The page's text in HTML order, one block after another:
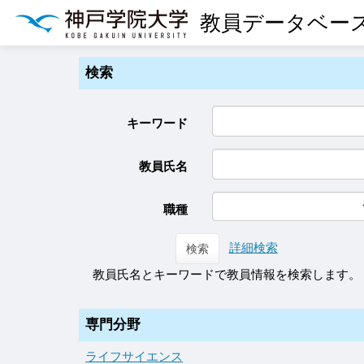
教員データベー
検索
キーワード
教員氏名
職種
検索
詳細検索
教員氏名とキーワードで教員情報を検索します。
専門分野
ライフサイエンス